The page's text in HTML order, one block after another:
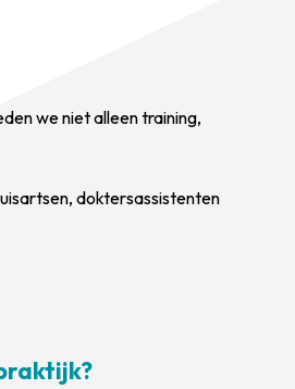
we niet alleen training,
doktersassistenten